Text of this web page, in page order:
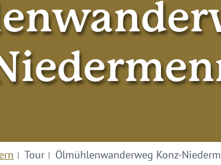
Tour Ölmühlenwanderweg Konz-